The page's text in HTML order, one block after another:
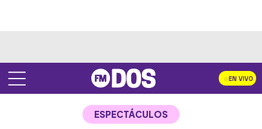
EN VIVO
ESPECTÁCULOS